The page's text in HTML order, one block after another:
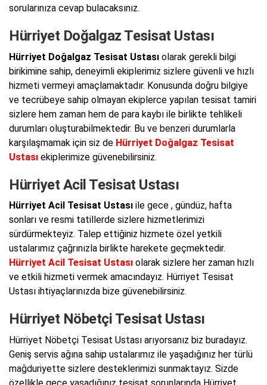
sorularınıza cevap bulacaksınız.
Hürriyet Doğalgaz Tesisat Ustası
Hürriyet Doğalgaz Tesisat Ustası olarak gerekli bilgi
birikimine sahip, deneyimli ekiplerimiz sizlere güvenli ve hızlı
hizmeti vermeyi amaçlamaktadır. Konusunda doğru bilgiye
ve tecrübeye sahip olmayan ekiplerce yapılan tesisat tamiri
sizlere hem zaman hem de para kaybı ile birlikte tehlikeli
durumları oluşturabilmektedir. Bu ve benzeri durumlarla
karşılaşmamak için siz de Hürriyet Doğalgaz Tesisat
Ustası ekiplerimize güvenebilirsiniz.
Hürriyet Acil Tesisat Ustası
Hürriyet Acil Tesisat Ustası ile gece , gündüz, hafta
sonları ve resmi tatillerde sizlere hizmetlerimizi
sürdürmekteyiz. Talep ettiğiniz hizmete özel yetkili
ustalarımız çağrınızla birlikte harekete geçmektedir.
Hürriyet Acil Tesisat Ustası olarak sizlere her zaman hızlı
ve etkili hizmeti vermek amacındayız. Hürriyet Tesisat
Ustası ihtiyaçlarınızda bize güvenebilirsiniz.
Hürriyet Nöbetçi Tesisat Ustası
Hürriyet Nöbetçi Tesisat Ustası arıyorsanız biz buradayız.
Geniş servis ağına sahip ustalarımız ile yaşadığınız her türlü
mağduriyette sizlere desteklerimizi sunmaktayız. Sizde
özellikle gece yaşadığınız tesisat sorunlarında Hürriyet